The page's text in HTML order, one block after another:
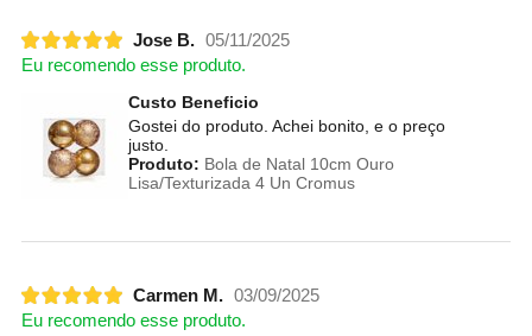
Jose B. 05/11/2025
Eu recomendo esse produto.
Custo Beneficio
Gostei do produto. Achei bonito, e o preço
justo.
Produto: Bola de Natal 10cm Ouro
Lisa/Texturizada 4 Un Cromus
Carmen M. 03/09/2025
Eu recomendo esse produto.